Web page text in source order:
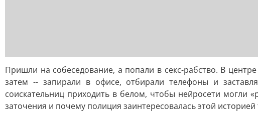
Пришли на собеседование, а попали в секс-рабство. В
затем -- запирали в офисе, отбирали телефоны и
соискательниц приходить в белом, чтобы нейросети могли
заточения и почему полиция заинтересовалась этой